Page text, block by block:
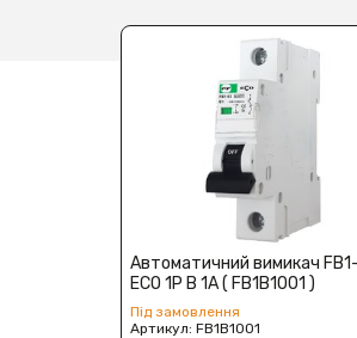
Автоматичний вимикач
ECO 1P B 1А ( FB1B1001 )
Під замовлення
Артикул:FB1B1001